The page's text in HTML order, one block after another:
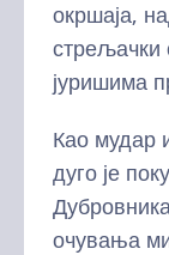
окршаја,
стрељачки
јуришима
Као мудар
дуго је
очувања